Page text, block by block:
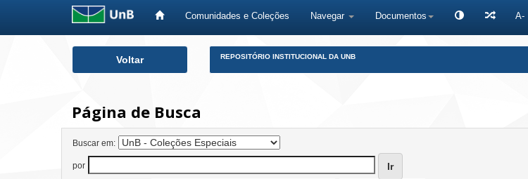
Comunidades e Coleções Navegar Documentos A-
Voltar REPOSITÓRIO INSTITUCIONAL DA UNB
Página de Busca
Buscar em:
por